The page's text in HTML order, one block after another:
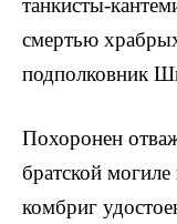
танкисты-
смертью
подполковник
Похоронен
братской
комбриг